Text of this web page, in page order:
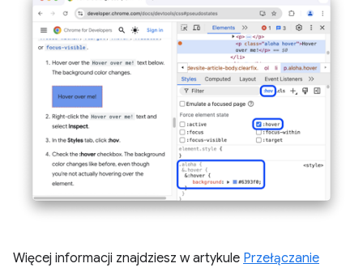
Więcej informacji znajdziesz w artykule Przełączanie